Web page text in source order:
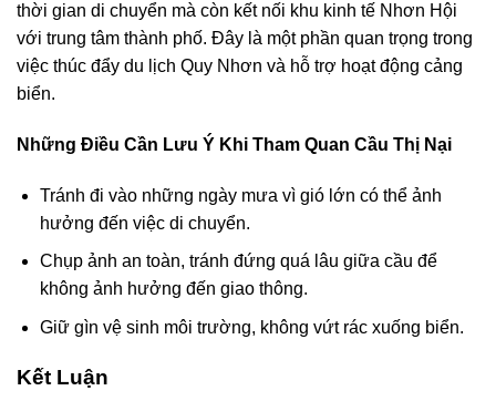
thời gian di chuyển mà còn kết nối khu kinh tế Nhơn Hội
với trung tâm thành phố. Đây là một phần quan trọng trong
việc thúc đẩy du lịch Quy Nhơn và hỗ trợ hoạt động cảng
biển.
Những Điều Cần Lưu Ý Khi Tham Quan Cầu Thị Nại
Tránh đi vào những ngày mưa vì gió lớn có thể ảnh
hưởng đến việc di chuyển.
Chụp ảnh an toàn, tránh đứng quá lâu giữa cầu để
không ảnh hưởng đến giao thông.
Giữ gìn vệ sinh môi trường, không vứt rác xuống biển.
Kết Luận